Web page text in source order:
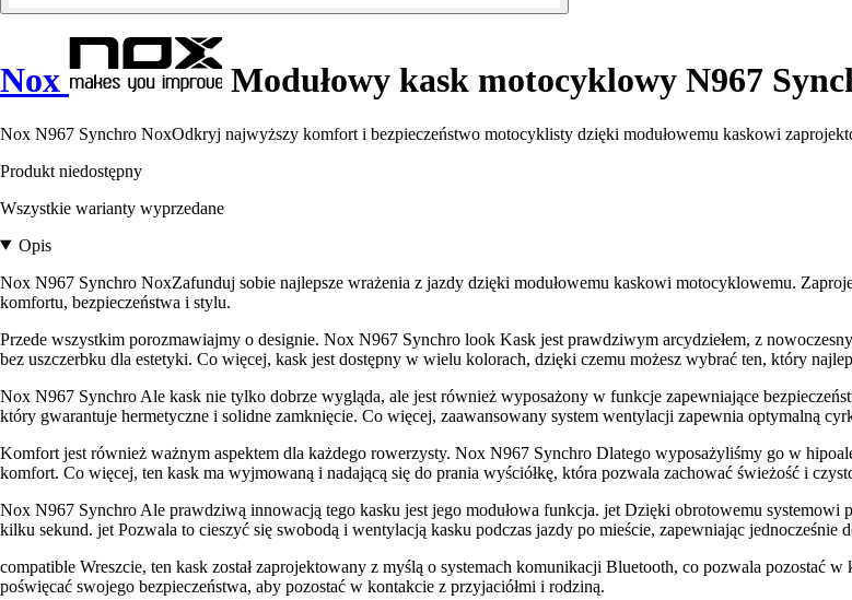
Nox Modułowy kask motocyklowy N967
Nox N967 Synchro NoxOdkryj najwyższy komfort i bezpieczeństwo motocyklisty dzięki modułowemu kaskowi
Produkt niedostępny
Wszystkie warianty wyprzedane
Opis
Nox N967 Synchro NoxZafunduj sobie najlepsze wrażenia z jazdy dzięki modułowemu kaskowi motocyklowemu.
komfortu, bezpieczeństwa i stylu.
Przede wszystkim porozmawiajmy o designie. Nox N967 Synchro look Kask jest prawdziwym arcydziełem, z
bez uszczerbku dla estetyki. Co więcej, kask jest dostępny w wielu kolorach, dzięki czemu możesz wybrać ten, który
Nox N967 Synchro Ale kask nie tylko dobrze wygląda, ale jest również wyposażony w funkcje zapewniające
który gwarantuje hermetyczne i solidne zamknięcie. Co więcej, zaawansowany system wentylacji zapewnia optymalną
Komfort jest również ważnym aspektem dla każdego rowerzysty. Nox N967 Synchro Dlatego wyposażyliśmy go w
komfort. Co więcej, ten kask ma wyjmowaną i nadającą się do prania wyściółkę, która pozwala zachować świeżość i
Nox N967 Synchro Ale prawdziwą innowacją tego kasku jest jego modułowa funkcja. jet Dzięki obrotowemu systemowi
kilku sekund. jet Pozwala to cieszyć się swobodą i wentylacją kasku podczas jazdy po mieście, zapewniając jednocześnie
compatible Wreszcie, ten kask został zaprojektowany z myślą o systemach komunikacji Bluetooth, co pozwala pozostać
poświęcać swojego bezpieczeństwa, aby pozostać w kontakcie z przyjaciółmi i rodziną.